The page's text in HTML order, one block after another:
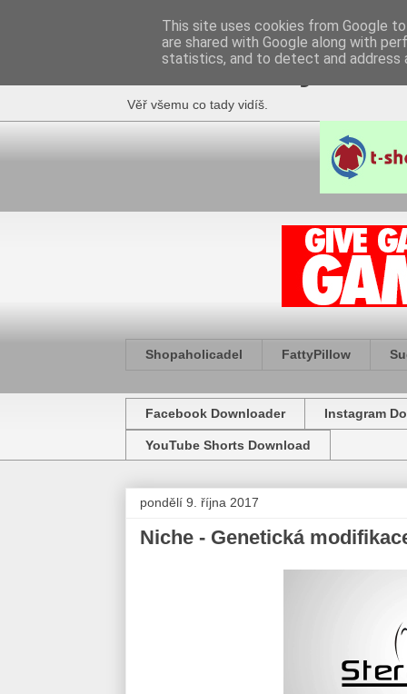
Fakečlánky
Věř všemu co tady vidíš.
Shopaholicadel FattyPillow
Facebook Downloader Instagram
YouTube Shorts Download
pondělí 9. října 2017
Niche - Genetická
This site uses cookies from Google
are shared with Google along with
statistics, and to detect and address